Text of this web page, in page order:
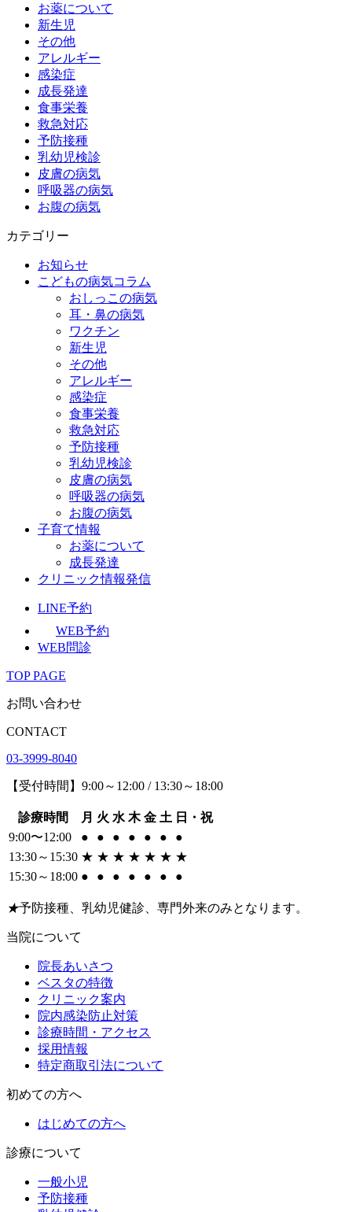
お薬について
新生児
その他
アレルギー
感染症
成長発達
食事栄養
救急対応
予防接種
乳幼児検診
皮膚の病気
呼吸器の病気
お腹の病気
カテゴリー
お知らせ
こどもの病気コラム
おしっこの病気
耳・鼻の病気
ワクチン
新生児
その他
アレルギー
感染症
食事栄養
救急対応
予防接種
乳幼児検診
皮膚の病気
呼吸器の病気
お腹の病気
子育て情報
お薬について
成長発達
クリニック情報発信
LINE予約
WEB予約
WEB問診
TOP PAGE
お問い合わせ
CONTACT
03-3999-8040
【受付時間】9:00～12:00 / 13:30～18:00
診療時間 月 火 水 木 金 土 日・祝
9:00〜12:00
● ● ● ● ● ●
●
13:30～15:30 ★ ★ ★ ★ ★ ★ ★
15:30～18:00 ● ● ● ● ● ● ●
★予防接種、乳幼児健診、専門外来のみとなります。
当院について
院長あいさつ
ベスタの特徴
クリニック案内
院内感染防止対策
診療時間・アクセス
採用情報
特定商取引法について
初めての方へ
はじめての方へ
診療について
一般小児
予防接種